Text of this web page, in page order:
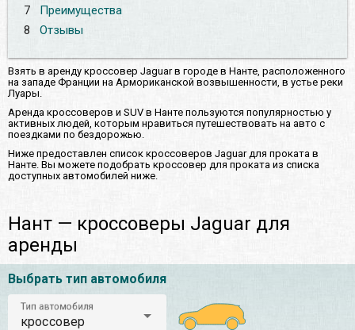
7
Преимущества
8
Отзывы
Взять в аренду кроссовер Jaguar в городе в Нанте, расположенного
на западе Франции на Армориканской возвышенности, в устье реки
Луары.
Аренда кроссоверов и SUV в Нанте пользуются популярностью у
активных людей, которым нравиться путешествовать на авто с
поездками по бездорожью.
Ниже предоставлен список кроссоверов Jaguar для проката в
Нанте. Вы можете подобрать кроссовер для проката из списка
доступных автомобилей ниже.
Нант — кроссоверы Jaguar для
аренды
Выбрать тип автомобиля
Тип автомобиля
кроссовер